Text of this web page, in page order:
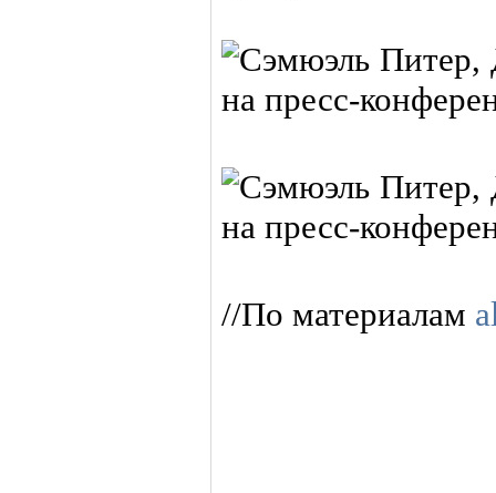
//По материалам